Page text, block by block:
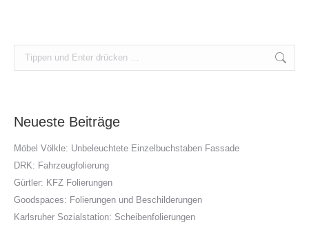
Neueste Beiträge
Möbel Völkle: Unbeleuchtete Einzelbuchstaben Fassade
DRK: Fahrzeugfolierung
Gürtler: KFZ Folierungen
Goodspaces: Folierungen und Beschilderungen
Karlsruher Sozialstation: Scheibenfolierungen